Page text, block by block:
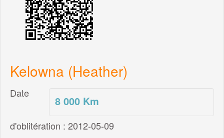
Kelowna (Heather)
8 000 Km
Date
d'oblitération : 2012-05-09